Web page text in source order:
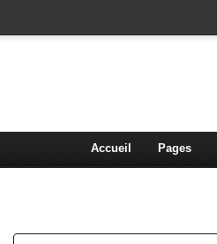
Accueil Pages